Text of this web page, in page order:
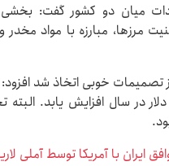
میان دو کشور گفت:
مبارزه با مواد مخدر و
تصمیمات خوبی اتخاذ شد
دلار در سال به ۱۰ میلیارد دلار در سال
ایران با آمریکا توسط آملی